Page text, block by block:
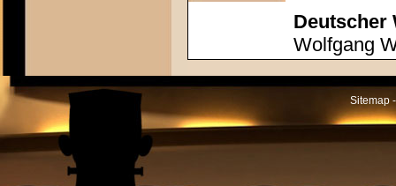
Deutscher
Wolfgang
Sitemap